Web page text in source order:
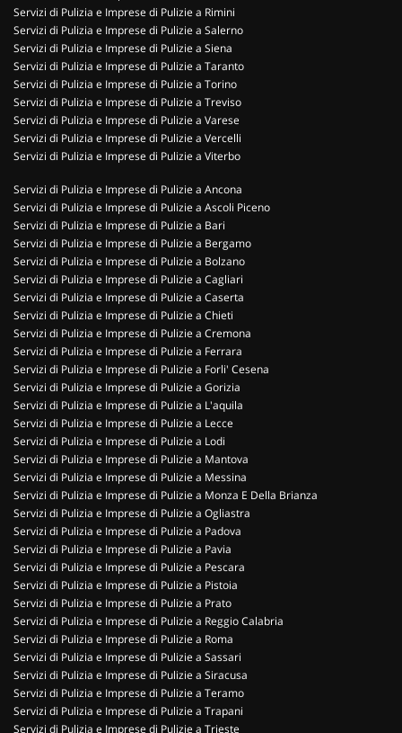
Servizi di Pulizia e Imprese di Pulizie a Rimini
Servizi di Pulizia e Imprese di Pulizie a Salerno
Servizi di Pulizia e Imprese di Pulizie a Siena
Servizi di Pulizia e Imprese di Pulizie a Taranto
Servizi di Pulizia e Imprese di Pulizie a Torino
Servizi di Pulizia e Imprese di Pulizie a Treviso
Servizi di Pulizia e Imprese di Pulizie a Varese
Servizi di Pulizia e Imprese di Pulizie a Vercelli
Servizi di Pulizia e Imprese di Pulizie a Viterbo
Servizi di Pulizia e Imprese di Pulizie a Ancona
Servizi di Pulizia e Imprese di Pulizie a Ascoli Piceno
Servizi di Pulizia e Imprese di Pulizie a Bari
Servizi di Pulizia e Imprese di Pulizie a Bergamo
Servizi di Pulizia e Imprese di Pulizie a Bolzano
Servizi di Pulizia e Imprese di Pulizie a Cagliari
Servizi di Pulizia e Imprese di Pulizie a Caserta
Servizi di Pulizia e Imprese di Pulizie a Chieti
Servizi di Pulizia e Imprese di Pulizie a Cremona
Servizi di Pulizia e Imprese di Pulizie a Ferrara
Servizi di Pulizia e Imprese di Pulizie a Forli' Cesena
Servizi di Pulizia e Imprese di Pulizie a Gorizia
Servizi di Pulizia e Imprese di Pulizie a L'aquila
Servizi di Pulizia e Imprese di Pulizie a Lecce
Servizi di Pulizia e Imprese di Pulizie a Lodi
Servizi di Pulizia e Imprese di Pulizie a Mantova
Servizi di Pulizia e Imprese di Pulizie a Messina
Servizi di Pulizia e Imprese di Pulizie a Monza E Della Brianza
Servizi di Pulizia e Imprese di Pulizie a Ogliastra
Servizi di Pulizia e Imprese di Pulizie a Padova
Servizi di Pulizia e Imprese di Pulizie a Pavia
Servizi di Pulizia e Imprese di Pulizie a Pescara
Servizi di Pulizia e Imprese di Pulizie a Pistoia
Servizi di Pulizia e Imprese di Pulizie a Prato
Servizi di Pulizia e Imprese di Pulizie a Reggio Calabria
Servizi di Pulizia e Imprese di Pulizie a Roma
Servizi di Pulizia e Imprese di Pulizie a Sassari
Servizi di Pulizia e Imprese di Pulizie a Siracusa
Servizi di Pulizia e Imprese di Pulizie a Teramo
Servizi di Pulizia e Imprese di Pulizie a Trapani
Servizi di Pulizia e Imprese di Pulizie a Trieste